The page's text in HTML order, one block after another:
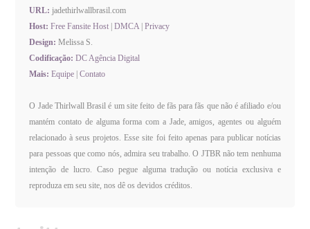
URL: jadethirlwallbrasil.com
Host: Free Fansite Host |DMCA |Privacy
Design: Melissa S.
Codificação: DC Agência Digital
Mais: Equipe |Contato
O Jade Thirlwall Brasil é um site feito de fãs para fãs que não é afiliado e/ou
mantém contato de alguma forma com a Jade, amigos, agentes ou alguém
relacionado à seus projetos. Esse site foi feito apenas para publicar notícias
para pessoas que como nós, admira seu trabalho. O JTBR não tem nenhuma
intenção de lucro. Caso pegue alguma tradução ou notícia exclusiva e
reproduza em seu site, nos dê os devidos créditos.